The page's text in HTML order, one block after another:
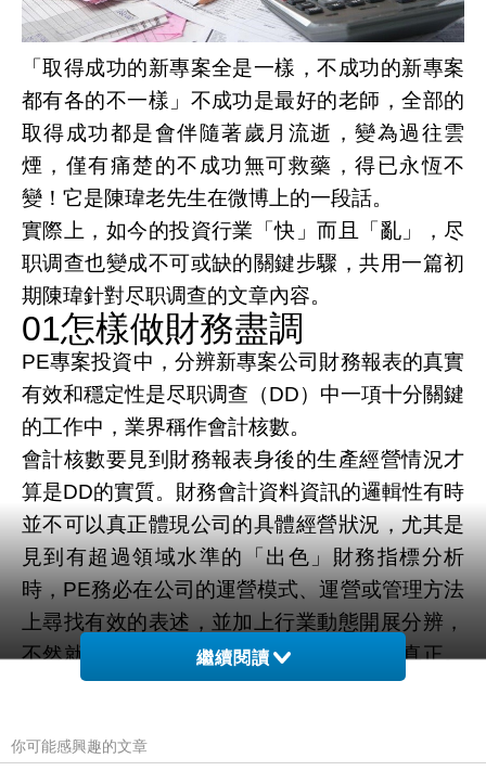
「取得成功的新專案全是一樣，不成功的新專案
都有各的不一樣」不成功是最好的老師，全部的
取得成功都是會伴隨著歲月流逝，變為過往雲
煙，僅有痛楚的不成功無可救藥，得已永恆不
變！它是陳瑋老先生在微博上的一段話。
實際上，如今的投資行業「快」而且「亂」，尽
职调查也變成不可或缺的關鍵步驟，共用一篇初
期陳瑋針對尽职调查的文章內容。
01怎樣做財務盡調
PE專案投資中，分辨新專案公司財務報表的真實
有效和穩定性是尽职调查（DD）中一項十分關鍵
的工作中，業界稱作會計核數。
會計核數要見到財務報表身後的生產經營情況才
算是DD的實質。財務會計資料資訊的邏輯性有時
並不可以真正體現公司的具體經營狀況，尤其是
見到有超過領域水準的「出色」財務指標分析
時，PE務必在公司的運營模式、運營或管理方法
上尋找有效的表述，並加上行業動態開展分辨，
不然就很有可能代表著公司的財務報表不真正。
例如，高過領域的毛利率，最先必須從其生產成
要掌握其實際的運營模式和管理能力，假如都還
繼續閱讀
你可能感興趣的文章